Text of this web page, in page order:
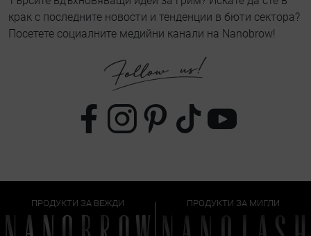
крак с последните новости и тенденции в бюти сектора?
Посетете социалните медийни канали на Nanobrow!
ПРОДУКТИ ЗА ВЕЖДИ ПРОДУКТИ ЗА МИГЛИ